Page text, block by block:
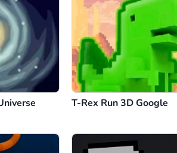
T-Rex Run 3D Google